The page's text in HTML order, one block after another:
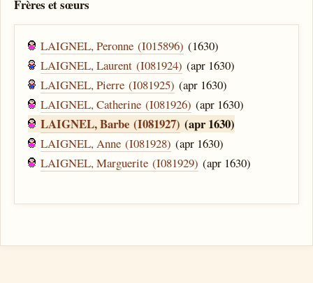
Frères et sœurs
LAIGNEL, Peronne (I015896) (1630)
LAIGNEL, Laurent (I081924) (apr 1630)
LAIGNEL, Pierre (I081925) (apr 1630)
LAIGNEL, Catherine (I081926) (apr 1630)
LAIGNEL, Barbe (I081927) (apr 1630)
LAIGNEL, Anne (I081928) (apr 1630)
LAIGNEL, Marguerite (I081929) (apr 1630)